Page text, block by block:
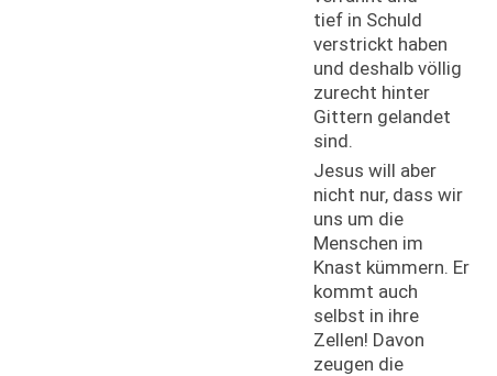
tief in Schuld
verstrickt haben
und deshalb völlig
zurecht hinter
Gittern gelandet
sind.
Jesus will aber
nicht nur, dass wir
uns um die
Menschen im
Knast kümmern. Er
kommt auch
selbst in ihre
Zellen! Davon
zeugen die